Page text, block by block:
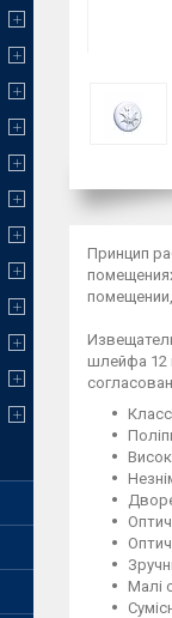
Принцип
шлейфа 12
Малі